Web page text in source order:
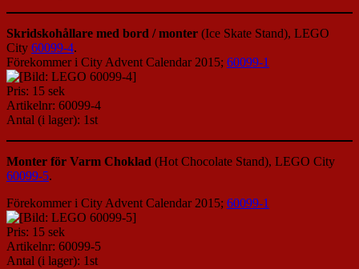
Skridskohållare med bord / monter (Ice Skate Stand), LEGO
City 60099-4.
Förekommer i City Advent Calendar 2015; 60099-1
Pris: 15 sek
Artikelnr: 60099-4
Antal (i lager): 1st
Monter för Varm Choklad (Hot Chocolate Stand), LEGO City
60099-5.
Förekommer i City Advent Calendar 2015; 60099-1
Pris: 15 sek
Artikelnr: 60099-5
Antal (i lager): 1st